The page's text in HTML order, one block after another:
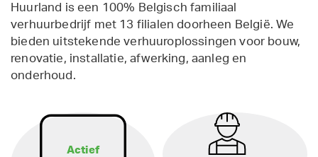
Huurland is een 100% Belgisch familiaal
verhuurbedrijf met 13 filialen doorheen België. We
bieden uitstekende verhuuroplossingen voor bouw,
renovatie, installatie, afwerking, aanleg en
onderhoud.
Actief